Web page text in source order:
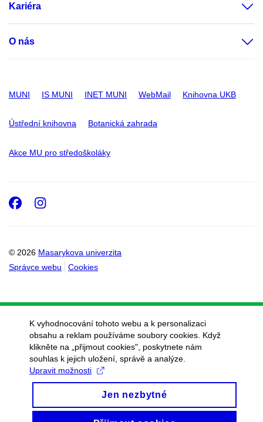
Kariéra
O nás
MUNI IS MUNI INET MUNI WebMail Knihovna UKB
Ústřední knihovna Botanická zahrada
Akce MU pro středoškoláky
© 2026 Masarykova univerzita
Správce webu
Cookies
Facebook
Instagram
K vyhodnocování tohoto webu a k personalizaci
obsahu a reklam používáme soubory cookies. Když
klikněte na „přijmout cookies", poskytnete nám
souhlas k jejich uložení, správě a analýze.
Upravit možnosti
Jen nezbytné